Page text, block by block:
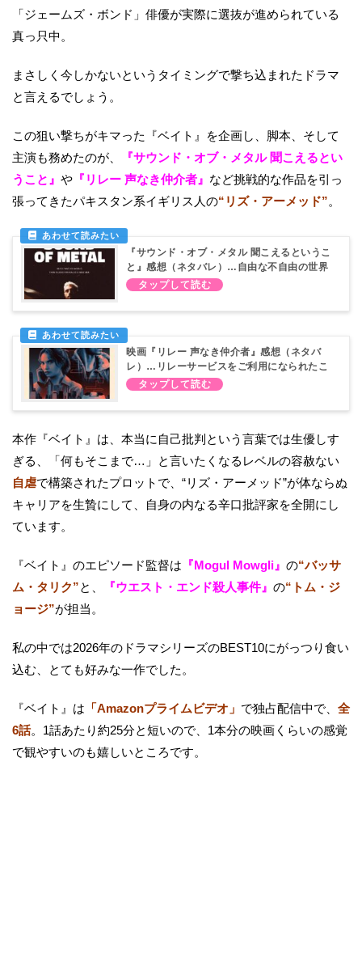
「ジェームズ・ボンド」俳優が実際に選抜が進められている
真っ只中。
まさしく今しかないというタイミングで撃ち込まれたドラマ
と言えるでしょう。
この狙い撃ちがキマった『ベイト』を企画し、脚本、そして
主演も務めたのが、
『サウンド・オブ・メタル 聞こえるとい
うこと』 や 『リレー 声なき仲介者』 など挑戦的な作品を引っ
張ってきたパキスタン系イギリス人の“リズ・アーメッド”。
『サウンド・オブ・メタル 聞こえるというこ
と』感想（ネタバレ）…自由な不自由の世界
へ
映画『リレー 声なき仲介者』感想（ネタバ
レ）…リレーサービスをご利用になられたこ
とは？
本作『ベイト』は、本当に自己批判という言葉では生優しす
ぎる、「何もそこまで…」と言いたくなるレベルの容赦ない
自虐で構築されたプロットで、“リズ・アーメッド”が体ならぬ
キャリアを生贄にして、自身の内なる辛口批評家を全開にし
ています。
『ベイト』のエピソード監督は 『Mogul Mowgli』 の“バッサ
ム・タリク”と、 『ウエスト・エンド殺人事件』 の“トム・ジ
ョージ”が担当。
私の中では2026年のドラマシリーズのBEST10にがっつり食い
込む、とても好みな一作でした。
『ベイト』は 「Amazonプライムビデオ」 で独占配信中で、 全
6話。1話あたり約25分と短いので、1本分の映画くらいの感覚
で観やすいのも嬉しいところです。